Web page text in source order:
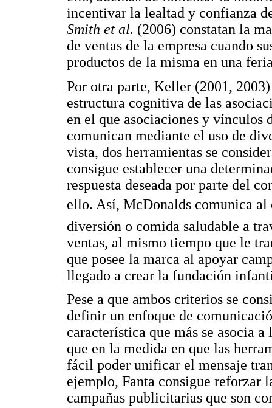
incentivar la lealtad y confianza
Smith et al. (2006) constatan la
de ventas de la empresa cuando
productos de la misma en una
Por otra parte, Keller (2001,
estructura cognitiva de las
en el que asociaciones y vínculos
comunican mediante el uso de
vista, dos herramientas se
consigue establecer una
respuesta deseada por parte del
ello. Así, McDonalds comunica
diversión o comida saludable a
ventas, al mismo tiempo que le
que posee la marca al apoyar
llegado a crear la fundación
Pese a que ambos criterios se
definir un enfoque de
característica que más se asocia
que en la medida en que las
fácil poder unificar el mensaje
ejemplo, Fanta consigue reforzar
campañas publicitarias que son